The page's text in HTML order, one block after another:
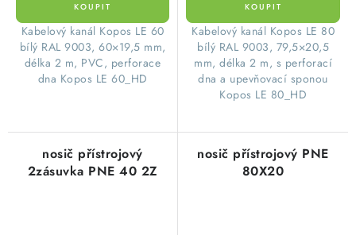
Kabelový kanál Kopos LE 60
bílý RAL 9003, 60×19,5 mm,
délka 2 m, PVC, perforace
dna Kopos LE 60_HD
Kabelový kanál Kopos LE 80
bílý RAL 9003, 79,5×20,5
mm, délka 2 m, s perforací
dna a upevňovací sponou
Kopos LE 80_HD
nosič přístrojový
2zásuvka PNE 40 2Z
nosič přístrojový PNE
80X20